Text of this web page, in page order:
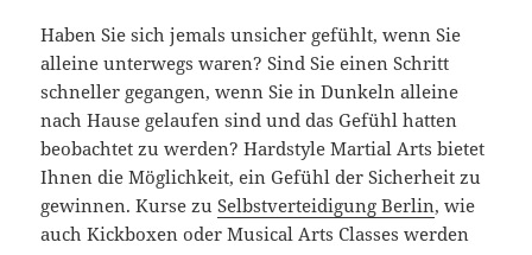
Haben Sie sich jemals unsicher gefühlt, wenn Sie
alleine unterwegs waren? Sind Sie einen Schritt
schneller gegangen, wenn Sie in Dunkeln alleine
nach Hause gelaufen sind und das Gefühl hatten
beobachtet zu werden? Hardstyle Martial Arts bietet
Ihnen die Möglichkeit, ein Gefühl der Sicherheit zu
gewinnen. Kurse zuSelbstverteidigung Berlin, wie
auch Kickboxen oder Musical Arts Classes werden